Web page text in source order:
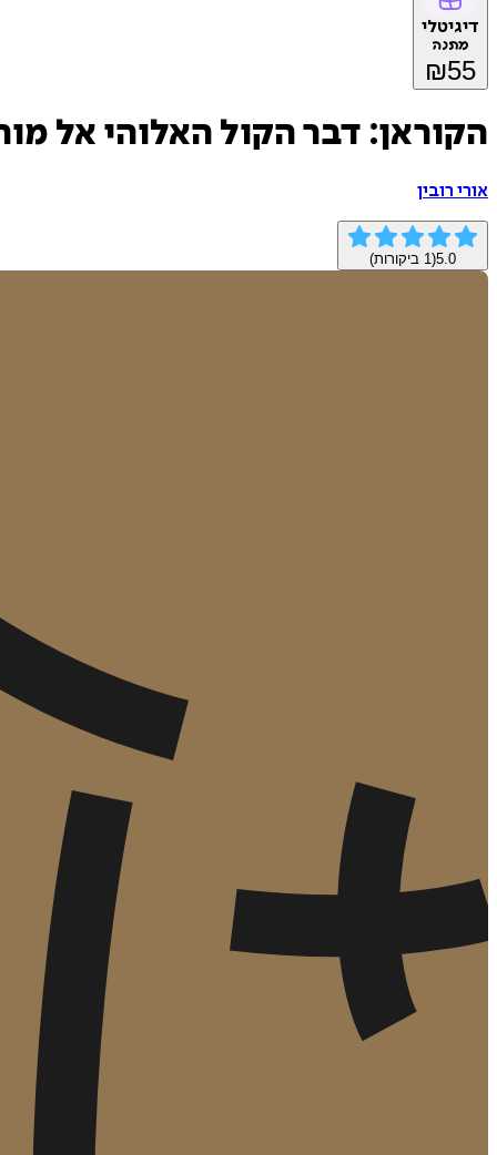
דיגיטלי
מתנה
₪55
הקוראן: דבר הקול האלוהי אל
אורי רובין
5.0
(
1 ביקורות)